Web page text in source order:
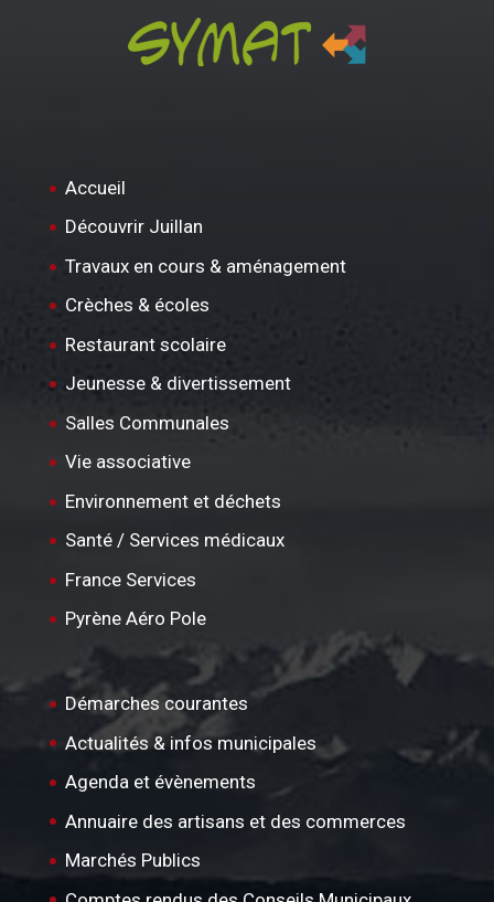
Accueil
Découvrir Juillan
Travaux en cours & aménagement
Crèches & écoles
Restaurant scolaire
Jeunesse & divertissement
Salles Communales
Vie associative
Environnement et déchets
Santé / Services médicaux
France Services
Pyrène Aéro Pole
Démarches courantes
Actualités & infos municipales
Agenda et évènements
Annuaire des artisans et des commerces
Marchés Publics